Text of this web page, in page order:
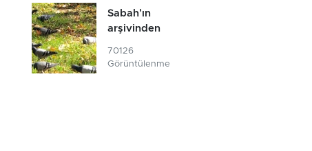
Sabah'ın
arşivinden
70126
Görüntülenme